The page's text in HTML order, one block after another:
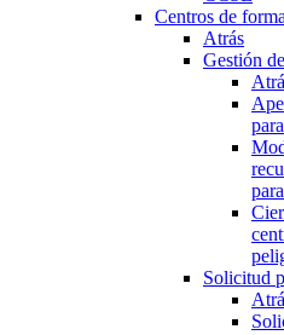
Centros de
Atrás
Gestión
Solicitud